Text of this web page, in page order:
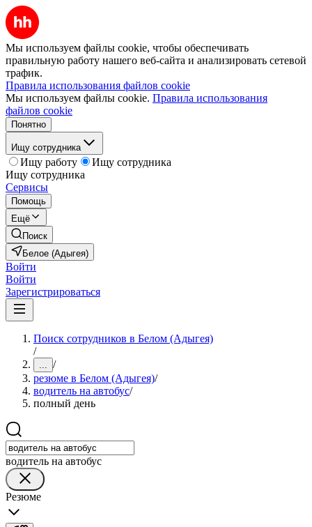
Мы используем файлы cookie, чтобы обеспечивать
правильную работу нашего веб-сайта и анализировать сетевой
трафик.
Правила использования файлов cookie
Мы используем файлы cookie. Правила использования
файлов cookie
Понятно
Ищу сотрудника
Ищу работу
Ищу сотрудника
Ищу сотрудника
Сервисы
Помощь
Ещё
Поиск
Белое (Адыгея)
Войти
Войти
Зарегистрироваться
Поиск сотрудников в Белом (Адыгея)
/
... /
резюме в Белом (Адыгея)/
водитель на автобус/
полный день
водитель на автобус
Резюме